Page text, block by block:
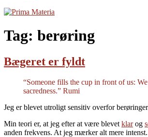
Tag: berøring
Bægeret er fyldt
“Someone fills the cup in front of us:
sacredness.” Rumi
Jeg er blevet utroligt sensitiv overfor
Min teori er, at jeg efter at være blevet klarog
anden frekvens. At jeg mærker alt mere intenst.